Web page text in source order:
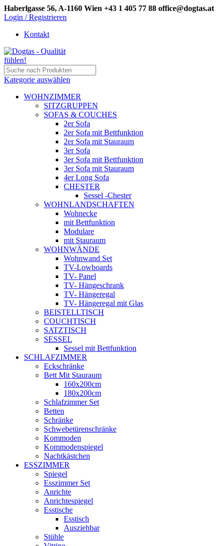
Haberlgasse 56, A-1160 Wien +43 1 405 77 88 office@dogtas.at
Login / Registrieren
Kontakt
Kategorie auswählen
WOHNZIMMER
SITZGRUPPEN
SOFAS & COUCHES
2er Sofa
2er Sofa mit Bettfunktion
2er Sofa mit Stauraum
3er Sofa
3er Sofa mit Bettfunktion
3er Sofa mit Stauraum
4er Long Sofa
CHESTER
Sessel -Chester
WOHNLANDSCHAFTEN
Wohnecke
mit Bettfunktion
Modulare
mit Stauraum
WOHNWÄNDE
Wohnwand Set
TV-Lowboards
TV- Panel
TV- Hängeschrank
TV- Hängeregal
TV- Hängeregal mit Glas
BEISTELLTISCH
COUCHTISCH
SATZTISCH
SESSEL
Sessel mit Bettfunktion
SCHLAFZIMMER
Eckschränke
Bett Mit Stauraum
160x200cm
180x200cm
Schlafzimmer Set
Betten
Schränke
Schwebetürenschränke
Kommoden
Kommodenspiegel
Nachtkästchen
ESSZIMMER
Spiegel
Esszimmer Set
Anrichte
Anrichtespiegel
Esstische
Esstisch
Ausziehbar
Stühle